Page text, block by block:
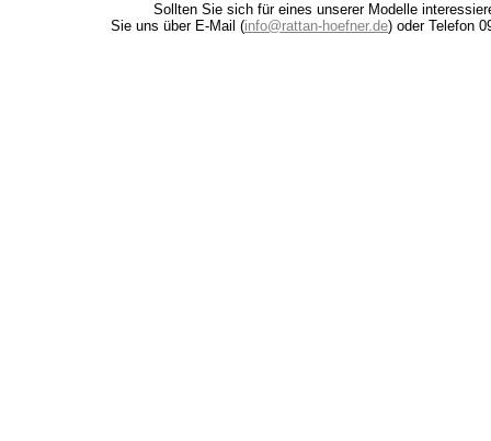
Sollten Sie sich für eines unserer Modelle
Sie uns über E-Mail (info@rattan-hoefner.de) oder Telefon